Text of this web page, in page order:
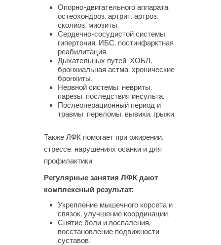
Опорно-двигательного аппарата:
остеохондроз, артрит, артроз,
сколиоз, миозиты.
Сердечно-сосудистой системы:
гипертония, ИБС, постинфарктная
реабилитация.
Дыхательных путей: ХОБЛ,
бронхиальная астма, хронические
бронхиты.
Нервной системы: невриты,
парезы, последствия инсульта.
Послеоперационный период и
травмы: переломы, вывихи, грыжи.
Также ЛФК помогает при ожирении,
стрессе, нарушениях осанки и для
профилактики.
Регулярные занятия ЛФК дают
комплексный результат:
Укрепление мышечного корсета и
связок, улучшение координации.
Снятие боли и воспаления,
восстановление подвижности
суставов.